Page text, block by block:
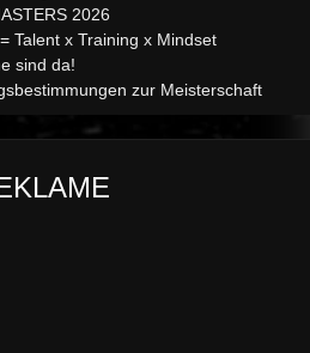
2026
Talent x Training x Mindset
sind da!
zur Meisterschaft